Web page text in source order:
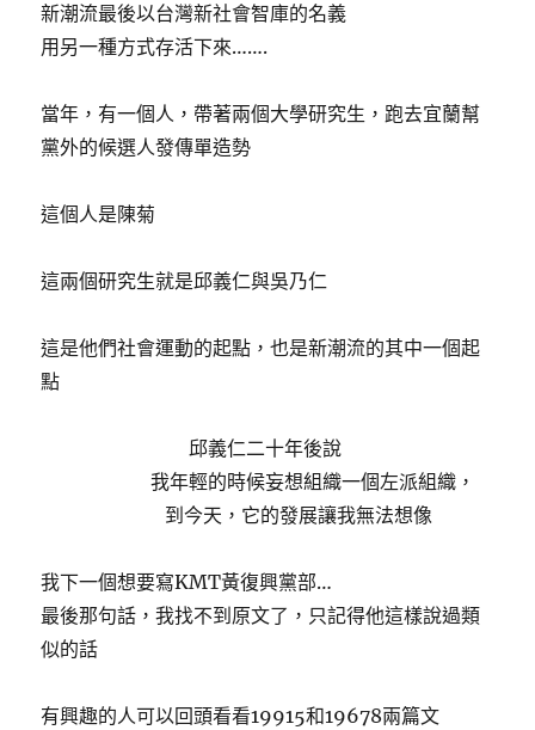
新潮流最後以台灣新社會智庫的名義
用另一種方式存活下來…….
當年，有一個人，帶著兩個大學研究生，跑去宜蘭幫
黨外的候選人發傳單造勢
這個人是陳菊
這兩個研究生就是邱義仁與吳乃仁
這是他們社會運動的起點，也是新潮流的其中一個起
點
邱義仁二十年後說
我年輕的時候妄想組織一個左派組織，
到今天，它的發展讓我無法想像
我下一個想要寫KMT黃復興黨部…
最後那句話，我找不到原文了，只記得他這樣說過類
似的話
有興趣的人可以回頭看看19915和19678兩篇文